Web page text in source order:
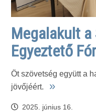
Megalakult
Egyeztető
Öt szövetség együtt a
jövőjéért.
»
2025. június 16.